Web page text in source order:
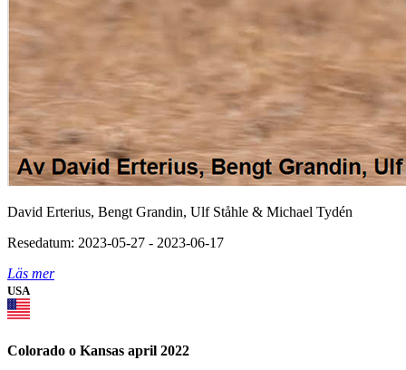
David Erterius, Bengt Grandin, Ulf Ståhle & Michael Tydén
Resedatum: 2023-05-27 - 2023-06-17
Läs mer
USA
Colorado o Kansas april 2022